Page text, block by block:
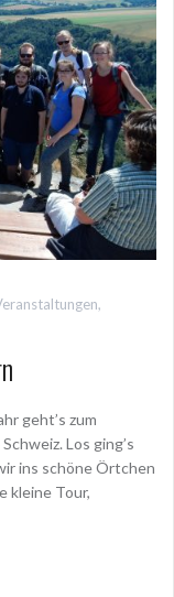
,
geht’s zum
Los ging’s
ins schöne Örtchen
kleine Tour,